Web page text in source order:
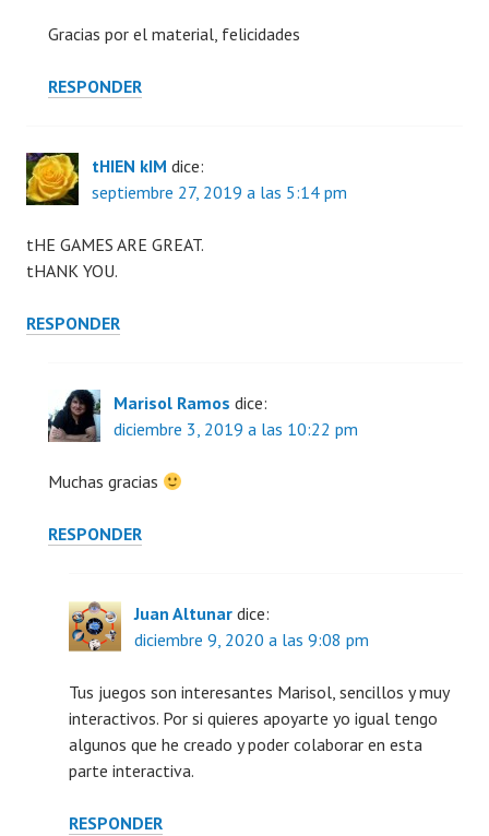
Gracias por el material, felicidades
RESPONDER
tHIEN kIM dice:
septiembre 27, 2019 a las 5:14 pm
tHE GAMES ARE GREAT.
tHANK YOU.
RESPONDER
Marisol Ramos dice:
diciembre 3, 2019 a las 10:22 pm
Muchas gracias
RESPONDER
Juan Altunar dice:
diciembre 9, 2020 a las 9:08 pm
Tus juegos son interesantes Marisol, sencillos y muy
interactivos. Por si quieres apoyarte yo igual tengo
algunos que he creado y poder colaborar en esta
parte interactiva.
RESPONDER